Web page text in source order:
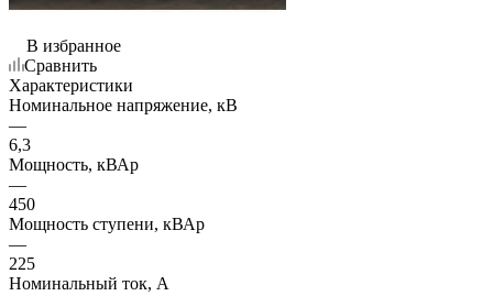
В избранное
Сравнить
Характеристики
Номинальное напряжение, кВ
—
6,3
Мощность, кВАр
—
450
Мощность ступени, кВАр
—
225
Номинальный ток, А